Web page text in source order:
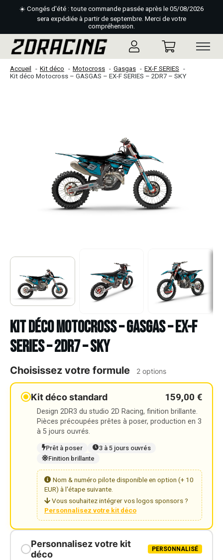
☀️ Congés d'été : toute commande passée après le 05/08/2026
sera expédiée à partir de septembre. Merci de votre
compréhension.
Accueil Kit déco Motocross Gasgas
EX-F SERIES
Kit déco Motocross – GASGAS – EX-F SERIES – 2DR7 – SKY
Kit déco Motocross – GASGAS – EX-F
SERIES – 2DR7 – SKY
Choisissez votre formule 2 options
Kit déco standard 159,00 €
Design 2DR3 du studio 2D Racing, finition brillante.
Pièces précoupées prêtes à poser, production en 3
à 5 jours ouvrés.
Prêt à poser
3 à 5 jours ouvrés
Finition brillante
Nom & numéro pilote disponible en option (+ 10
EUR) à l'étape suivante.
Vous souhaitez intégrer vos logos sponsors ?
Personnalisez votre kit déco
Personnalisez votre kit
déco
PERSONNALISÉ